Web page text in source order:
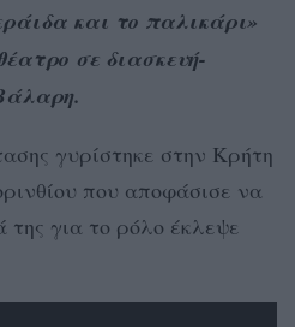
και το παλικάρι»
σε διασκευή-
γυρίστηκε στην Κρήτη
που αποφάσισε να
για το ρόλο έκλεψε